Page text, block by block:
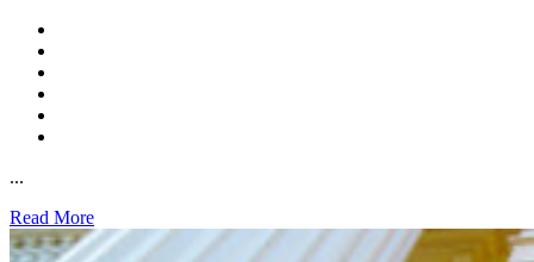
...
Read More